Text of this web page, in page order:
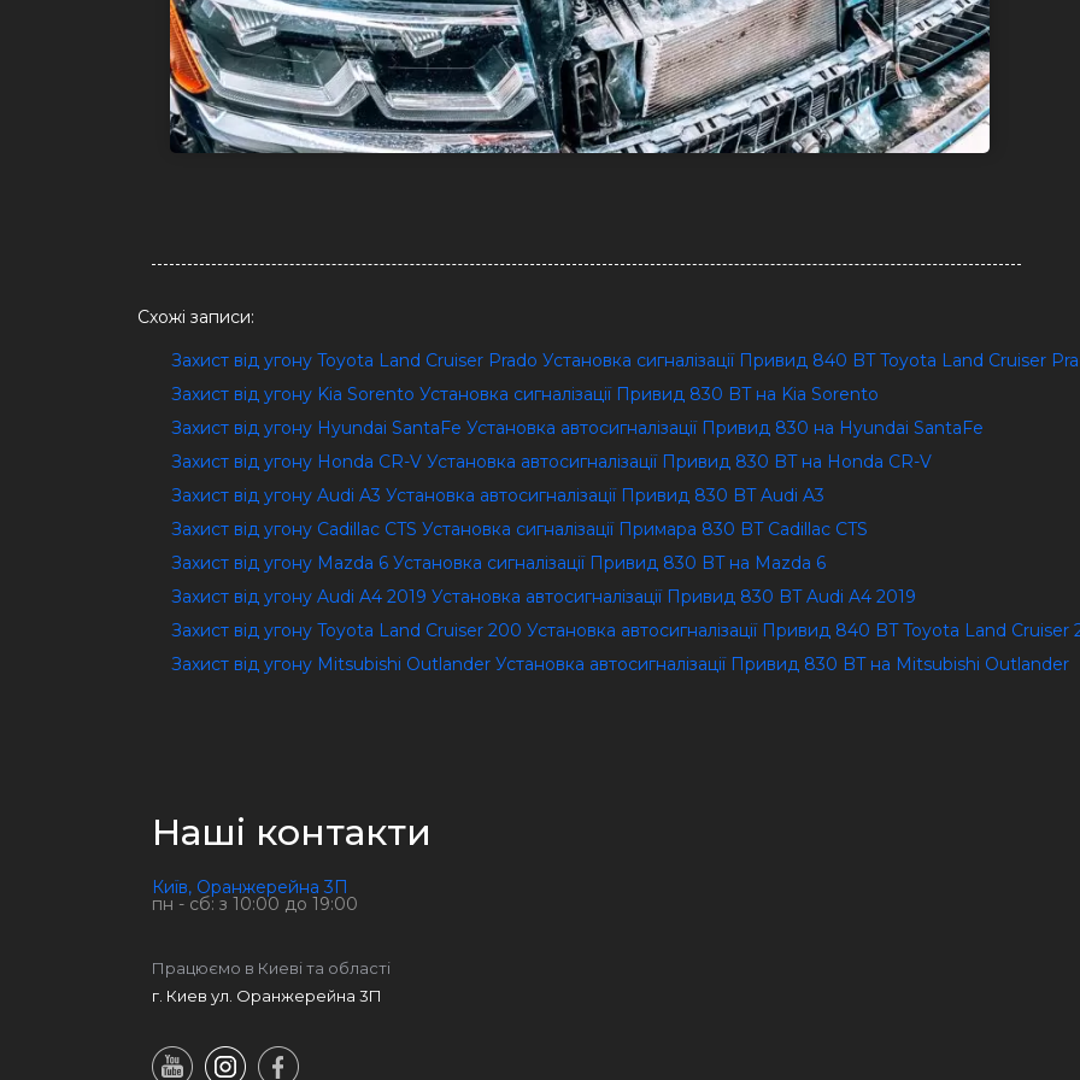
Схожі записи:
Захист від угону Toyota Land Cruiser Prado Установка сигналізації Привид 840 BT Toyota Land Cruiser
Захист від угону Kia Sorento Установка сигналізації Привид 830 BT на Kia Sorento
Захист від угону Hyundai SantaFe Установка автосигналізації Привид 830 на Hyundai SantaFe
Захист від угону Honda CR-V Установка автосигналізації Привид 830 BT на Honda CR-V
Захист від угону Audi A3 Установка автосигналізації Привид 830 BT Audi A3
Захист від угону Cadillac CTS Установка сигналізації Примара 830 BT Сadillac CTS
Захист від угону Mazda 6 Установка сигналізації Привид 830 BT на Mazda 6
Захист від угону Audi A4 2019 Установка автосигналізації Привид 830 BT Audi A4 2019
Захист від угону Toyota Land Cruiser 200 Установка автосигналізації Привид 840 BT Toyota Land Cruiser
Захист від угону Mitsubishi Outlander Установка автосигналізації Привид 830 BT на Mitsubishi Outlander
Наші контакти
Київ, Оранжерейна 3П
пн - сб: з 10:00 до 19:00
Працюємо в Киеві та області
г. Киев ул. Оранжерейна 3П